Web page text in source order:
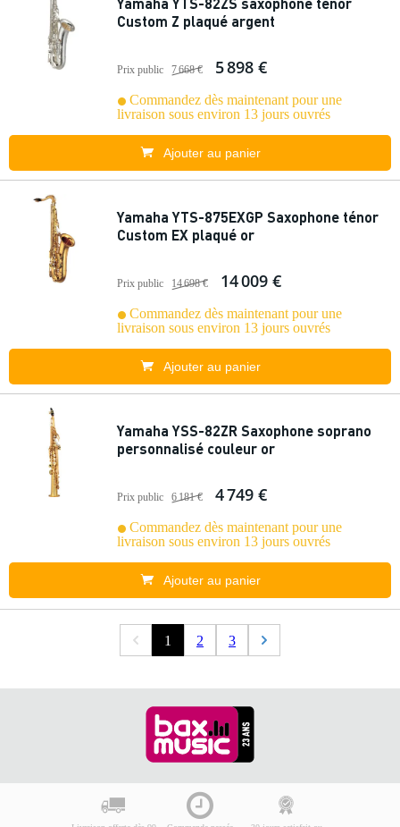
Custom Z plaqué argent
Prix public 7 668 € 5 898 €
Commandez dès maintenant pour une
livraison sous environ 13 jours ouvrés
Ajouter au panier
Yamaha YTS-875EXGP Saxophone ténor
Custom EX plaqué or
Prix public 14 698 € 14 009 €
Commandez dès maintenant pour une
livraison sous environ 13 jours ouvrés
Ajouter au panier
Yamaha YSS-82ZR Saxophone soprano
personnalisé couleur or
Prix public 6 181 € 4 749 €
Commandez dès maintenant pour une
livraison sous environ 13 jours ouvrés
Ajouter au panier
1 2 3